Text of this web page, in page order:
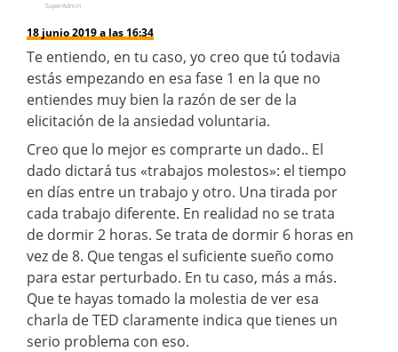
SuperAdmin
18 junio 2019 a las 16:34
Te entiendo, en tu caso, yo creo que tú todavia
estás empezando en esa fase 1 en la que no
entiendes muy bien la razón de ser de la
elicitación de la ansiedad voluntaria.
Creo que lo mejor es comprarte un dado.. El
dado dictará tus «trabajos molestos»: el tiempo
en días entre un trabajo y otro. Una tirada por
cada trabajo diferente. En realidad no se trata
de dormir 2 horas. Se trata de dormir 6 horas en
vez de 8. Que tengas el suficiente sueño como
para estar perturbado. En tu caso, más a más.
Que te hayas tomado la molestia de ver esa
charla de TED claramente indica que tienes un
serio problema con eso.